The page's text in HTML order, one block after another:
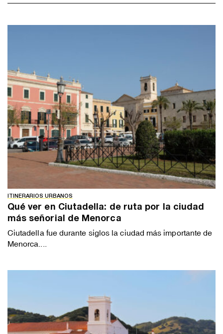
ITINERARIOS URBANOS
Qué ver en Ciutadella: de ruta por la ciudad
más señorial de Menorca
Ciutadella fue durante siglos la ciudad más importante de
Menorca....